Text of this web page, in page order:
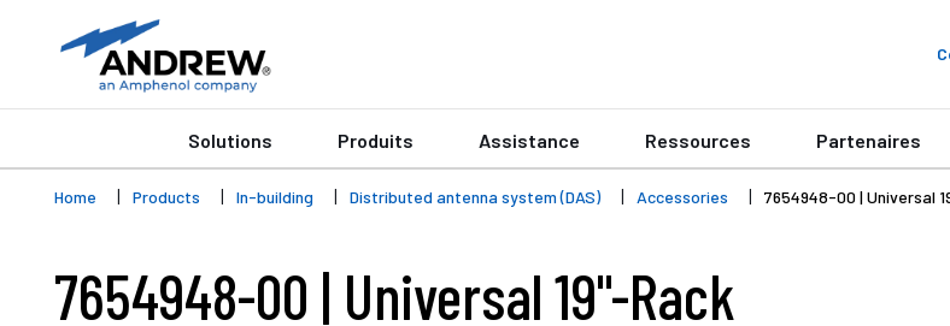
Solutions Produits Assistance Ressources Partenaires
Home Products In-building Distributed antenna system (DAS) Accessories 7654948-00 | Universal
7654948-00 | Universal 19"-Rack